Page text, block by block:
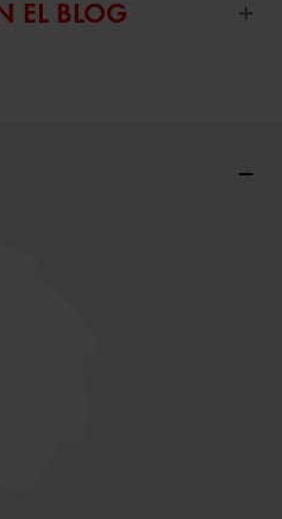
EL BLOG